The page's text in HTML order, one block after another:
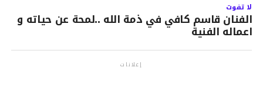
لا تفوت
الفنان قاسم كافي في ذمة الله ..لمحة عن حياته و
اعماله الفنية
إعلانات